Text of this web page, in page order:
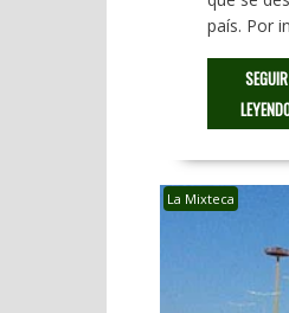
país. Por
SEGUIR
La Mixteca